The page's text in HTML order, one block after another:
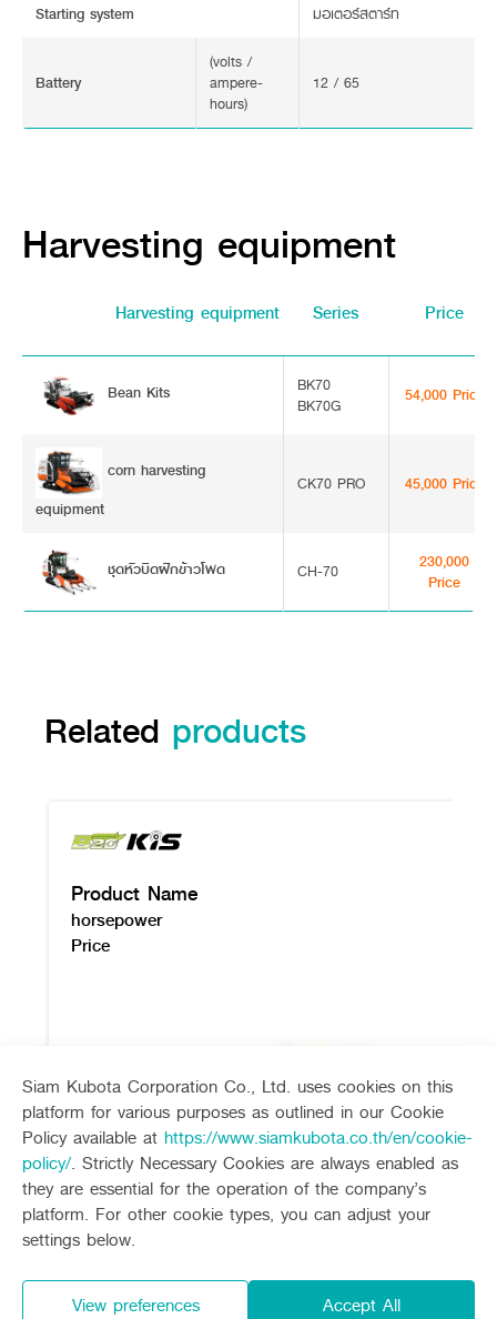
Siam Kubota Corporation Co., Ltd. uses cookies on this
platform for various purposes as outlined in our Cookie
Policy available at https://www.siamkubota.co.th/en/cookie-
policy/. Strictly Necessary Cookies are always enabled as
they are essential for the operation of the company’s
platform. For other cookie types, you can adjust your
settings below.
Accept All
View preferences
Starting system มอเตอร์สตาร์ท
Battery
(volts /
ampere-
hours)
12 / 65
Harvesting equipment
Harvesting equipment Series Price
Bean Kits
BK70
BK70G
54,000 Price
corn harvesting
equipment
CK70 PRO 45,000 Price
ชุดหัวบิดฝักข้าวโพด CH-70
230,000
Price
Related products
Product Name
horsepower
Price
Related products